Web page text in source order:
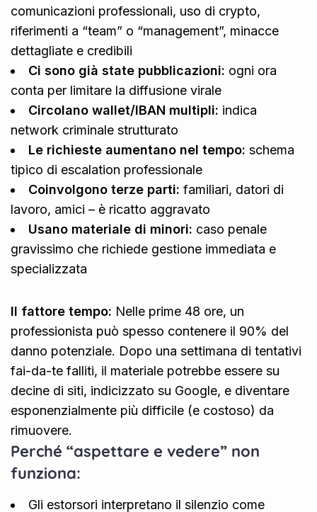
comunicazioni professionali, uso di crypto,
riferimenti a “team” o “management”, minacce
dettagliate e credibili
Ci sono già state pubblicazioni: ogni ora
conta per limitare la diffusione virale
Circolano wallet/IBAN multipli: indica
network criminale strutturato
Le richieste aumentano nel tempo: schema
tipico di escalation professionale
Coinvolgono terze parti: familiari, datori di
lavoro, amici – è ricatto aggravato
Usano materiale di minori: caso penale
gravissimo che richiede gestione immediata e
specializzata
Il fattore tempo: Nelle prime 48 ore, un
professionista può spesso contenere il 90% del
danno potenziale. Dopo una settimana di tentativi
fai-da-te falliti, il materiale potrebbe essere su
decine di siti, indicizzato su Google, e diventare
esponenzialmente più difficile (e costoso) da
rimuovere.
Perché “aspettare e vedere” non
funziona:
Gli estorsori interpretano il silenzio come